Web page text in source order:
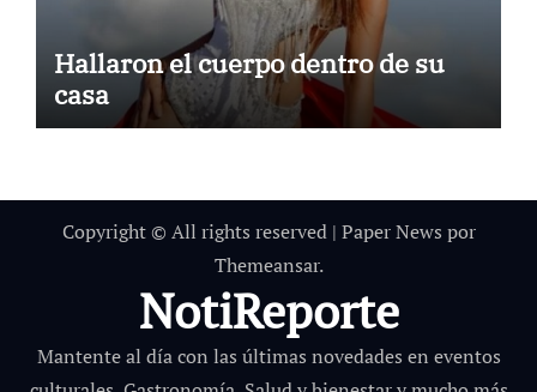
Hallaron el cuerpo dentro de su
casa
Copyright © All rights reserved | Paper News por
Themeansar.
NotiReporte
Mantente al día con las últimas novedades en eventos